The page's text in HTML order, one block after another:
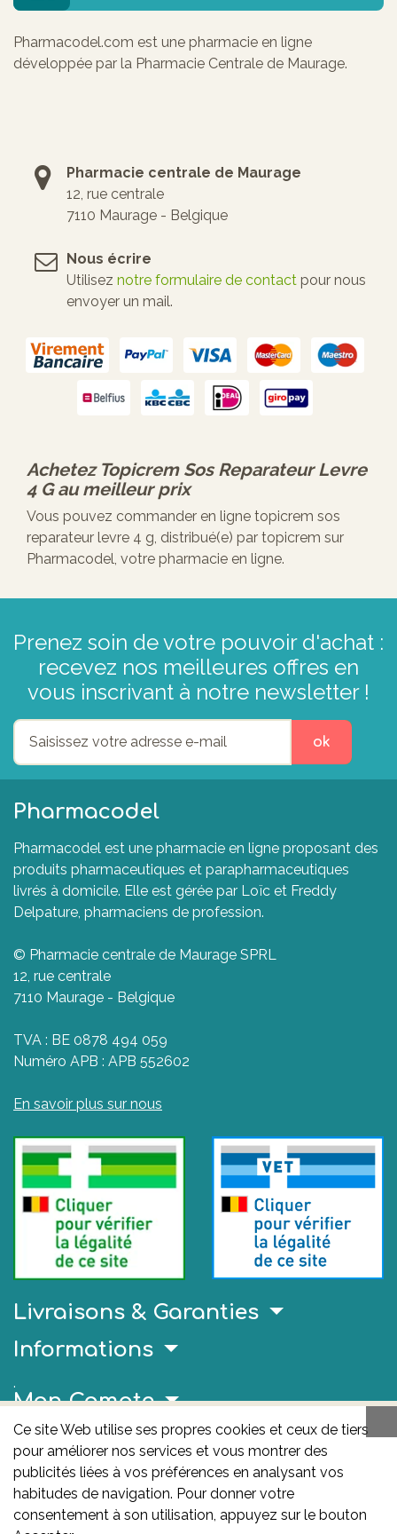
Pharmacodel.com est une pharmacie en ligne
développée par la Pharmacie Centrale de Maurage.
Pharmacie centrale de Maurage
12, rue centrale
7110 Maurage - Belgique
Nous écrire
Utilisez notre formulaire de contact pour nous
envoyer un mail.
Achetez Topicrem Sos Reparateur Levre
4 Gau meilleur prix
Vous pouvez commander en ligne topicrem sos
reparateur levre 4 g, distribué(e) par topicrem sur
Pharmacodel, votre pharmacie en ligne.
Prenez soin de votre pouvoir d'achat :
recevez nos meilleures offres en
vous inscrivant à notre newsletter !
ok
Pharmacodel
Pharmacodel est une pharmacie en ligne proposant des
produits pharmaceutiques et parapharmaceutiques
livrés à domicile. Elle est gérée par Loïc et Freddy
Delpature, pharmaciens de profession.
© Pharmacie centrale de Maurage SPRL
12, rue centrale
7110 Maurage - Belgique
TVA : BE 0878 494 059
Numéro APB : APB 552602
En savoir plus sur nous
Livraisons & Garanties
Ce site Web utilise ses propres cookies et ceux de tiers
pour améliorer nos services et vous montrer des
publicités liées à vos préférences en analysant vos
habitudes de navigation. Pour donner votre
consentement à son utilisation, appuyez sur le bouton
Informations
.
Mon Compte
Liens Utiles
AFMPS
L'AFMPS est l’autorité compétente en matière de